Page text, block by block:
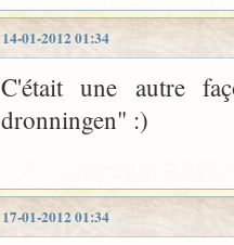
14-01-2012 01:34
C'était une autre
dronningen" :)
17-01-2012 01:34